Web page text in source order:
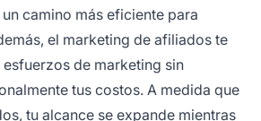
camino más eficiente para
el marketing de afiliados te
de marketing sin
tus costos. A medida que
tu alcance se expande mientras